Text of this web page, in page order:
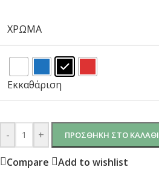
ΧΡΏΜΑ
Εκκαθάριση
- + ΠΡΟΣΘΉΚΗ ΣΤΟ ΚΑΛΆΘΙ
Compare
Add to wishlist